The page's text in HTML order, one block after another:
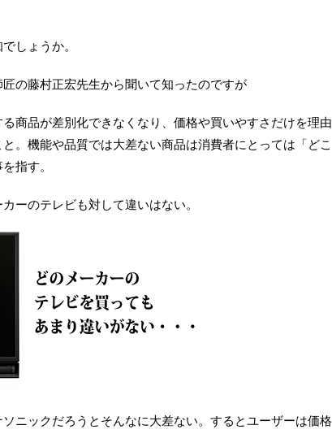
しょうか。
匠の藤村正宏先生から聞いて知ったのですが
商品が差別化できなくなり、価格や買いやすさだけを理由
。機能や品質では大差ない商品は消費者にとっては「どこ
指す。
ーのテレビも対して違いはない。
ニックだろうとそんなに大差ない。するとユーザーは価格